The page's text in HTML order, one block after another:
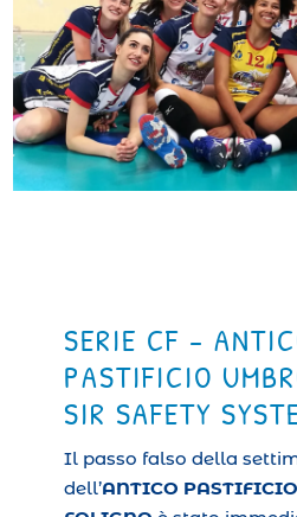
SERIE CF –
PASTIFICIO
SIR SAFETY
Il passo falso della
dell’ANTICO